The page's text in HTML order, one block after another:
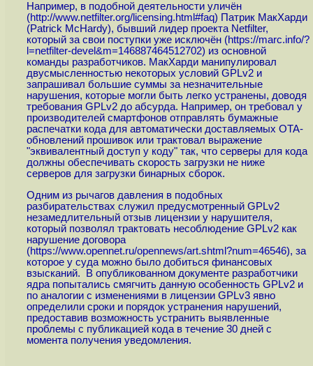
Например, в подобной деятельности уличён
(http://www.netfilter.org/licensing.html#faq) Патрик МакХарди
(Patrick McHardy), бывший лидер проекта Netfilter,
который за свои поступки уже исключён (https://marc.info/?
l=netfilter-devel&m=146887464512702) из основной
команды разработчиков. МакХарди манипулировал
двусмысленностью некоторых условий GPLv2 и
запрашивал большие суммы за незначительные
нарушения, которые могли быть легко устранены, доводя
требования GPLv2 до абсурда. Например, он требовал у
производителей смартфонов отправлять бумажные
распечатки кода для автоматически доставляемых OTA-
обновлений прошивок или трактовал выражение
"эквивалентный доступ у коду" так, что серверы для кода
должны обеспечивать скорость загрузки не ниже
серверов для загрузки бинарных сборок.
Одним из рычагов давления в подобных
разбирательствах служил предусмотренный GPLv2
незамедлительный отзыв лицензии у нарушителя,
который позволял трактовать несоблюдение GPLv2 как
нарушение договора
(https://www.opennet.ru/opennews/art.shtml?num=46546), за
которое у суда можно было добиться финансовых
взысканий. В опубликованном документе разработчики
ядра попытались смягчить данную особенность GPLv2 и
по аналогии с изменениями в лицензии GPLv3 явно
определили сроки и порядок устранения нарушений,
предоставив возможность устранить выявленные
проблемы с публикацией кода в течение 30 дней с
момента получения уведомления.